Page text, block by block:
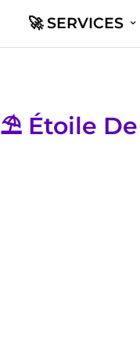
🚀 SERVICES
⛱️ Étoile De